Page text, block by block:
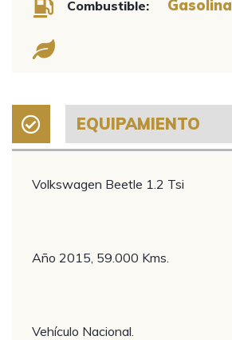
Combustible: Gasolina
EQUIPAMIENTO
Volkswagen Beetle 1.2 Tsi
Año 2015, 59.000 Kms.
Vehículo Nacional.